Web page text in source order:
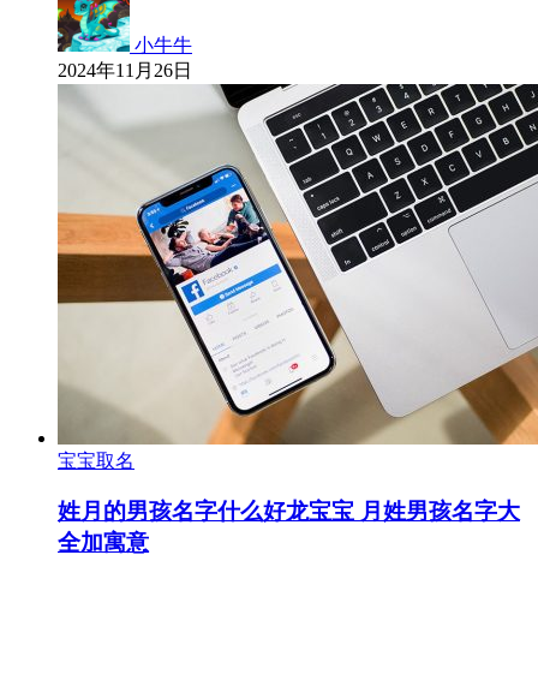
小牛牛
2024年11月26日
宝宝取名
姓月的男孩名字什么好龙宝宝 月姓男孩名字大
全加寓意